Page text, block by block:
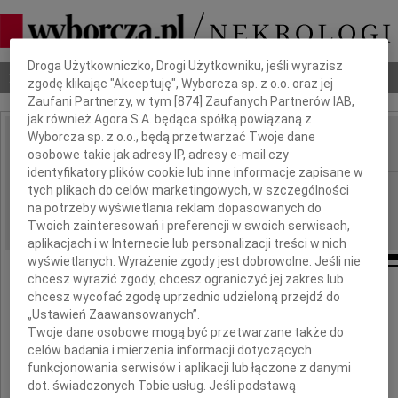
Nekrologi Odeszli Poradnik pogrzebowy
IMIĘ I NAZWISKO:
REGION: Łódź
DATA EMISJI: 05.09.2017
Żegnając
Karin
Dbamy o Twoją prywatność
Droga Użytkowniczko, Drogi Użytkowniku, jeśli wyrazisz
zgodę klikając "Akceptuję", Wyborcza sp. z o.o. oraz jej
Zaufani Partnerzy, w tym [874 ] Zaufanych Partnerów IAB,
jak również Agora S.A. będąca spółką powiązaną z
Wyborcza sp. z o.o., będą przetwarzać Twoje dane
osobowe takie jak adresy IP, adresy e-mail czy
identyfikatory plików cookie lub inne informacje zapisane w
tych plikach do celów marketingowych, w szczególności
na potrzeby wyświetlania reklam dopasowanych do
Twoich zainteresowań i preferencji w swoich serwisach,
aplikacjach i w Internecie lub personalizacji treści w nich
wyświetlanych. Wyrażenie zgody jest dobrowolne. Jeśli nie
chcesz wyrazić zgody, chcesz ograniczyć jej zakres lub
chcesz wycofać zgodę uprzednio udzieloną przejdź do
„Ustawień Zaawansowanych”.
Twoje dane osobowe mogą być przetwarzane także do
celów badania i mierzenia informacji dotyczących
funkcjonowania serwisów i aplikacji lub łączone z danymi
dot. świadczonych Tobie usług. Jeśli podstawą